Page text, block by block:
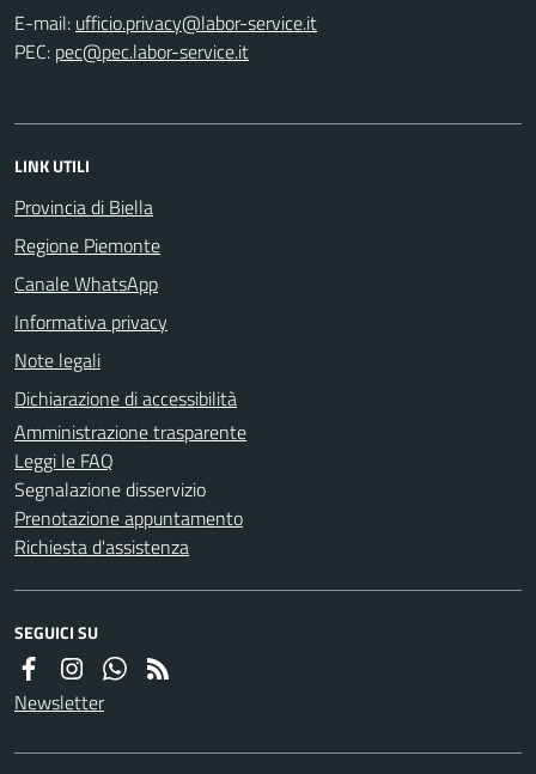
E-mail:
PEC:
LINK UTILI
Provincia di Biella
Regione Piemonte
Canale WhatsApp
Informativa privacy
Note legali
Dichiarazione di accessibilità
Amministrazione trasparente
Leggi le FAQ
Segnalazione disservizio
Prenotazione appuntamento
Richiesta d'assistenza
SEGUICI SU
Newsletter